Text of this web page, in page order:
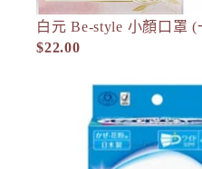
口罩
白元 Be-style 小顏口罩
$22.00
Unicharm超快適口罩30